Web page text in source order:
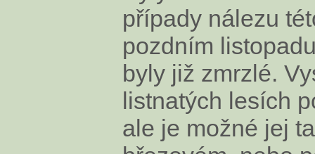
případy nálezu
pozdním
byly již zmrzlé.
listnatých lesích
ale je možné jej